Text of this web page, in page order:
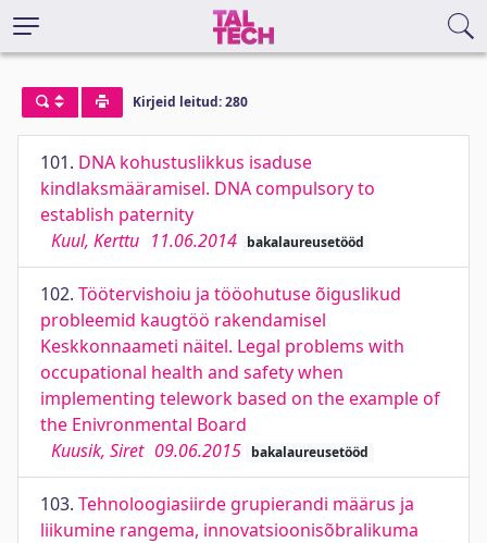
Kirjeid leitud: 280
101. DNA kohustuslikkus isaduse
kindlaksmääramisel. DNA compulsory to
establish paternity
Kuul, Kerttu 11.06.2014 bakalaureusetööd
102. Töötervishoiu ja tööohutuse õiguslikud
probleemid kaugtöö rakendamisel
Keskkonnaameti näitel. Legal problems with
occupational health and safety when
implementing telework based on the example of
the Enivronmental Board
Kuusik, Siret 09.06.2015 bakalaureusetööd
103. Tehnoloogiasiirde grupierandi määrus ja
liikumine rangema, innovatsioonisõbralikuma